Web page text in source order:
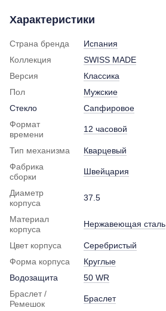
Характеристики
Страна бренда
Испания
Коллекция
SWISS MADE
Версия
Классика
Пол
Мужские
Стекло
Сапфировое
Формат
времени
12 часовой
Тип механизма
Кварцевый
Фабрика
сборки
Швейцария
Диаметр
корпуса
37.5
Материал
корпуса
Нержавеющая сталь
Цвет корпуса
Серебристый
Форма корпуса
Круглые
Водозащита
50 WR
Браслет /
Ремешок
Браслет